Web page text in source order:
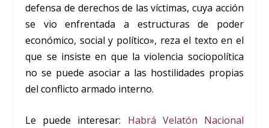
defensa de derechos de las víctimas, cuya acción
se vio enfrentada a estructuras de poder
económico, social y político», reza el texto en el
que se insiste en que la violencia sociopolítica
no se puede asociar a las hostilidades propias
del conflicto armado interno.
Le puede interesar: Habrá Velatón Nacional